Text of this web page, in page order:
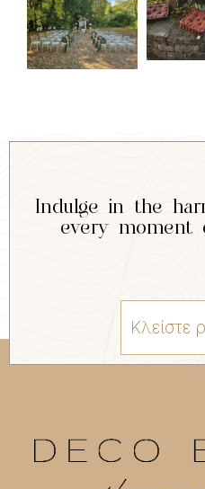
Indulge in the
every moment
Κλείστε